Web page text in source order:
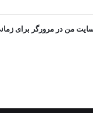
من در مرورگر برای